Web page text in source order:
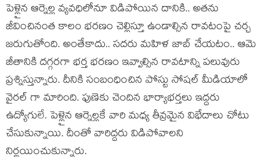
పెళ్లైన ఆర్నెల్ల వ్యవధిలోనూ విడిపోయిన దానికి.. అతను
జీవించినంత కాలం భరణం చెల్లిస్తూ ఉండాల్సిన రావటంపై చర్చ
జరుగుతోంది. అంతేకాదు.. సదరు మహిళ జాబ్ చేయటం.. ఆమె
జీతానికి దగ్గరగా భర్త భరణం ఇవ్వాల్సిన రావటాన్ని పలువురు
ప్రశ్నిస్తున్నారు. దీనికి సంబంధించిన పోస్టు సోషల్ మీడియాలో
వైరల్ గా మారింది. ఫుణెకు చెందిన భార్యాభర్తలు ఇద్దరు
ఉద్యోగులే. పెళ్లైన ఆర్నెల్లకే వారి మధ్య తీవ్రమైన విభేదాలు చోటు
చేసుకున్నాయి. దీంతో వారిద్దరు విడిపోవాలని
నిర్ణయించుకున్నారు.